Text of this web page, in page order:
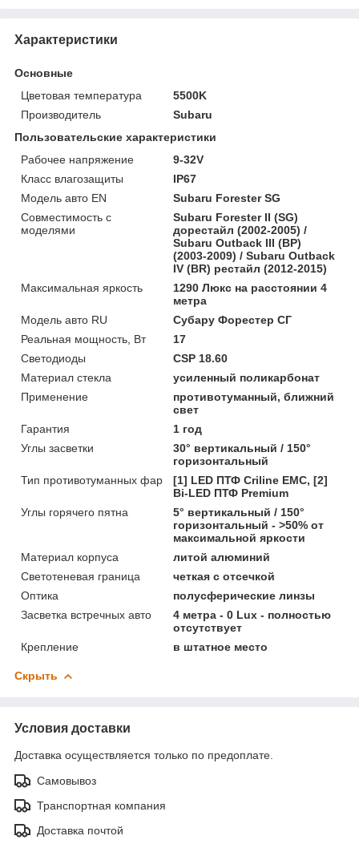
Характеристики
Основные
Цветовая температура
5500K
Производитель
Subaru
Пользовательские характеристики
Рабочее напряжение
9-32V
Класс влагозащиты
IP67
Модель авто EN
Subaru Forester SG
Совместимость с
моделями
Subaru Forester II (SG)
дорестайл (2002-2005) /
Subaru Outback III (BP)
(2003-2009) / Subaru Outback
IV (BR) рестайл (2012-2015)
Максимальная яркость
1290 Люкс на расстоянии 4
метра
Модель авто RU
Субару Форестер СГ
Реальная мощность, Вт
17
Светодиоды
CSP 18.60
Материал стекла
усиленный поликарбонат
Применение
противотуманный, ближний
свет
Гарантия
1 год
Углы засветки
30° вертикальный / 150°
горизонтальный
Тип противотуманных фар
[1] LED ПТФ Crilinе EMC, [2]
Bi-LED ПТФ Premium
Углы горячего пятна
5° вертикальный / 150°
горизонтальный - >50% от
максимальной яркости
Материал корпуса
литой алюминий
Светотеневая граница
четкая с отсечкой
Оптика
полусферические линзы
Засветка встречных авто
4 метра - 0 Lux - полностью
отсутствует
Крепление
в штатное место
Скрыть
Условия доставки
Доставка осуществляется только по предоплате.
Самовывоз
Транспортная компания
Доставка почтой